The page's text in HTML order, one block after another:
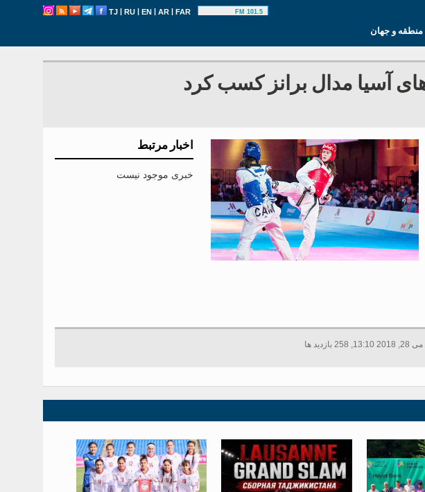
TJ | RU | EN | AR | FAR 101.5 FM
منطقه و جهان
آسیا مدال برانز کسب کرد
اخبار مرتبط
خبری موجود نیست
می 28, 2018 13:10, 258 بازدید ها